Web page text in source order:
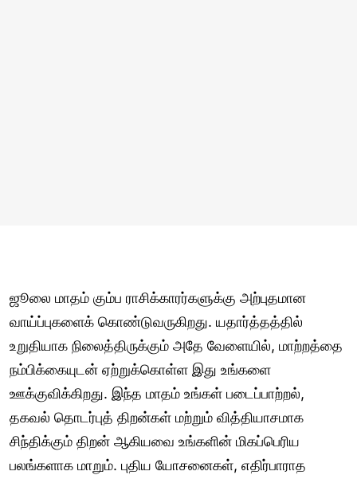
ஜூலை மாதம் கும்ப ராசிக்காரர்களுக்கு அற்புதமான
வாய்ப்புகளைக் கொண்டுவருகிறது. யதார்த்தத்தில்
உறுதியாக நிலைத்திருக்கும் அதே வேளையில், மாற்றத்தை
நம்பிக்கையுடன் ஏற்றுக்கொள்ள இது உங்களை
ஊக்குவிக்கிறது. இந்த மாதம் உங்கள் படைப்பாற்றல்,
தகவல் தொடர்புத் திறன்கள் மற்றும் வித்தியாசமாக
சிந்திக்கும் திறன் ஆகியவை உங்களின் மிகப்பெரிய
பலங்களாக மாறும். புதிய யோசனைகள், எதிர்பாராத